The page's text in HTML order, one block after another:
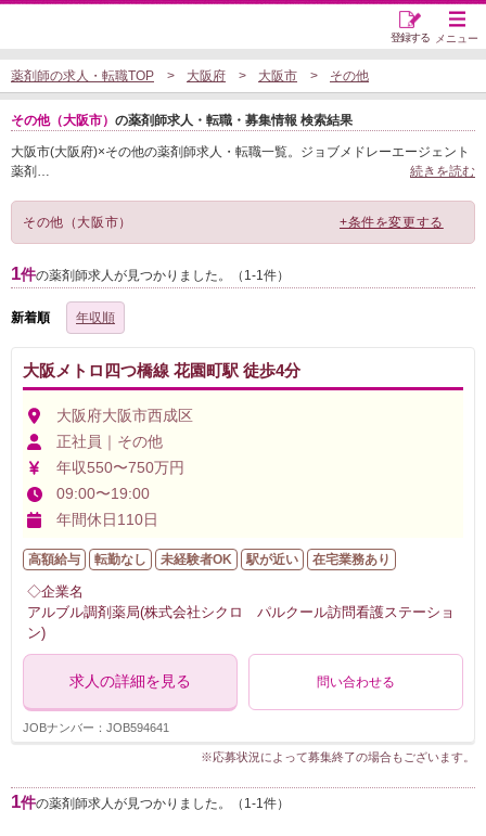
メニュー
登録する
薬剤師の求人・転職TOP 大阪府 大阪市 その他
その他（大阪市） の薬剤師求人・転職・募集情報 検索結果
大阪市(大阪府)×その他の薬剤師求人・転職一覧。ジョブメドレーエージェント
薬剤 … 続きを読む
その他（大阪市） +条件を変更する
1件の薬剤師求人が見つかりました。（1-1件）
新着順 年収順
大阪メトロ四つ橋線 花園町駅 徒歩4分
大阪府大阪市西成区
正社員｜その他
年収550〜750万円
09:00〜19:00
年間休日110日
高額給与 転勤なし 未経験者OK 駅が近い 在宅業務あり
◇企業名
アルブル調剤薬局(株式会社シクロ パルクール訪問看護ステーショ
ン)
求人の詳細を見る 問い合わせる
JOBナンバー：JOB594641
※応募状況によって募集終了の場合もございます。
1件の薬剤師求人が見つかりました。（1-1件）